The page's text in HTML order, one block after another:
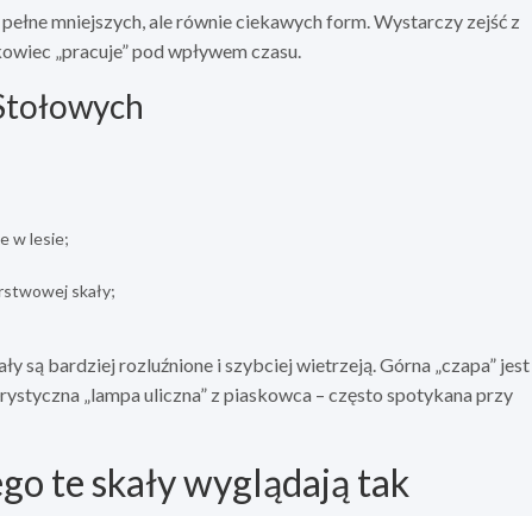
mniejszych, ale równie ciekawych form. Wystarczy zejść z
„pracuje” pod wpływem czasu.
w lesie;
skały;
są bardziej rozluźnione i szybciej wietrzeją. Górna „czapa” jest
„lampa uliczna” z piaskowca – często spotykana przy
te skały wyglądają tak